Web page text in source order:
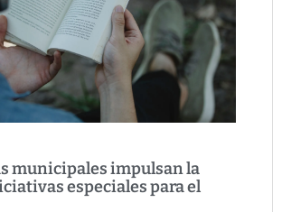
municipales impulsan la
especiales para el